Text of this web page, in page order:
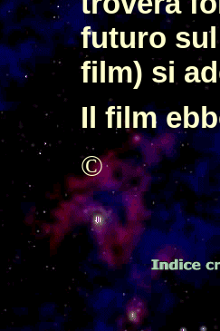
futuro sul
film) si
Il film
©